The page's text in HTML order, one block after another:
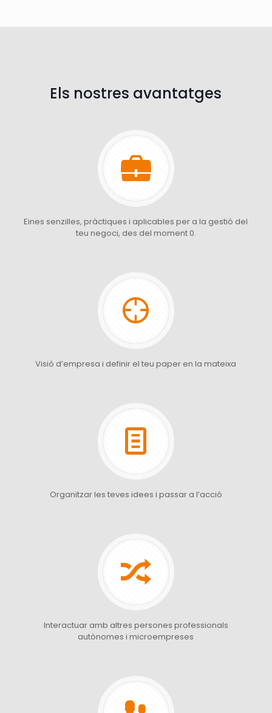
Els nostres avantatges
Eines senzilles, pràctiques i aplicables per a la gestió del
teu negoci, des del moment 0.
Visió d’empresa i definir el teu paper en la mateixa
Organitzar les teves idees i passar a l’acció
Interactuar amb altres persones professionals
autònomes i microempreses